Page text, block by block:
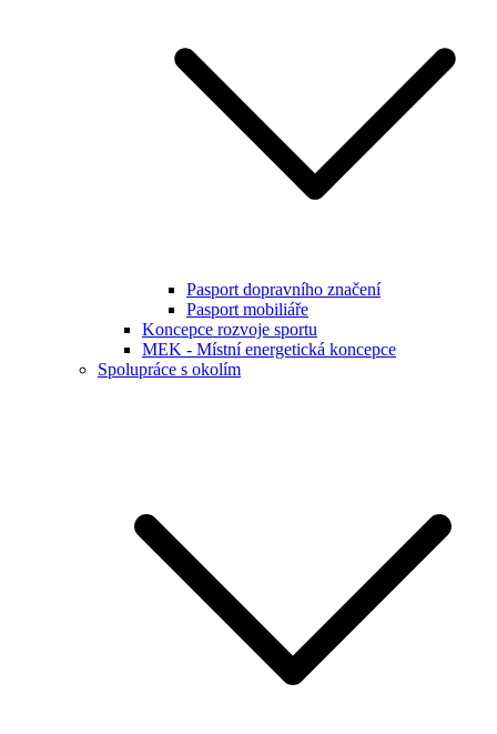
Pasport dopravního značení
Pasport mobiliáře
Koncepce rozvoje sportu
MEK - Místní energetická koncepce
Spolupráce s okolím